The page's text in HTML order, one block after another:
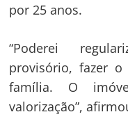
por 25 anos.
“Poderei
provisório, fazer
família. O
valorização”,